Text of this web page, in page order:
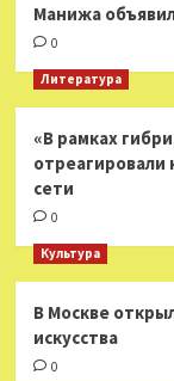
Манижа
0
Литература
«В рамках
отреагировали
сети
0
Культура
В Москве
искусства
0